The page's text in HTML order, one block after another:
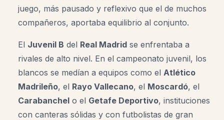
juego, más pausado y reflexivo que el de muchos
compañeros, aportaba equilibrio al conjunto.
El Juvenil B del Real Madrid se enfrentaba a
rivales de alto nivel. En el campeonato juvenil, los
blancos se medían a equipos como el Atlético
Madrileño, el Rayo Vallecano, el Moscardó, el
Carabanchel o el Getafe Deportivo, instituciones
con canteras sólidas y con futbolistas de gran